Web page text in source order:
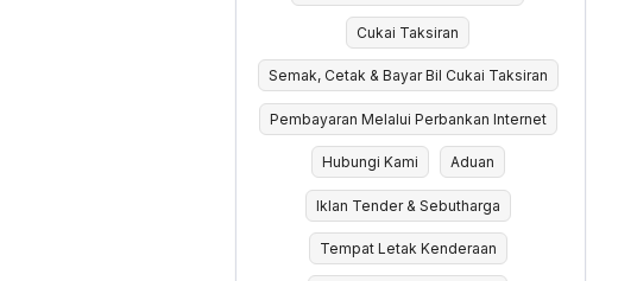
Cukai Taksiran
Semak, Cetak & Bayar Bil Cukai Taksiran
Pembayaran Melalui Perbankan Internet
Hubungi Kami Aduan
Iklan Tender & Sebutharga
Tempat Letak Kenderaan